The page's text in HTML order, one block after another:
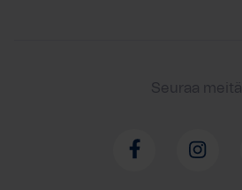
Seuraa meitä: